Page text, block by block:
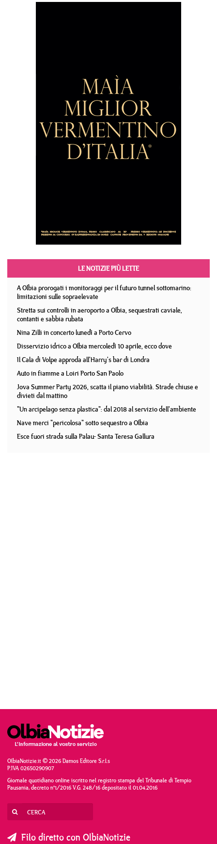
LE NOTIZIE PIÙ LETTE
A Olbia prorogati i monitoraggi per il futuro tunnel sottomarino:
limitazioni sulle sopraelevate
Stretta sui controlli in aeroporto a Olbia, sequestrati caviale,
contanti e sabbia rubata
Nina Zilli in concerto lunedì a Porto Cervo
Disservizio idrico a Olbia mercoledì 10 aprile, ecco dove
Il Cala di Volpe approda all'Harry's bar di Londra
Auto in fiamme a Loiri Porto San Paolo
Jova Summer Party 2026, scatta il piano viabilità. Strade chiuse e
divieti dal mattino
"Un arcipelago senza plastica": dal 2018 al servizio dell'ambiente
Nave merci "pericolosa" sotto sequestro a Olbia
Esce fuori strada sulla Palau- Santa Teresa Gallura
OlbiaNotizie.it © 2026 Damos Editore S.r.l.s
P.IVA 02650290907
Giornale quotidiano online iscritto nel registro stampa del Tribunale di Tempio
Pausania, decreto n°1/2016 V.G. 248/16 depositato il 01.04.2016
Filo diretto con OlbiaNotizie